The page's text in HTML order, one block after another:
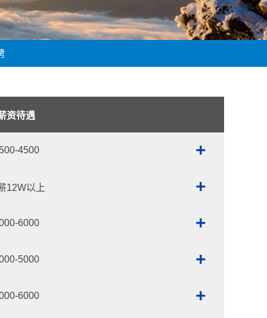
资待遇
4500 +
12W以上 +
6000 +
5000 +
6000 +